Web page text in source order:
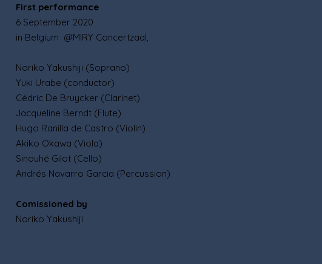
First performance
6 September 2020
in Belgium @MIRY Concertzaal,
Noriko Yakushiji (Soprano)
Yuki Urabe (conductor)
Cédric De Bruycker (Clarinet)
Jacqueline Berndt (Flute)
Hugo Ranilla de Castro (Violin)
Akiko Okawa (Viola)
Sinouhé Gilot (Cello)
Andrés Navarro Garcia (Percussion)
Comissioned by
Noriko Yakushiji